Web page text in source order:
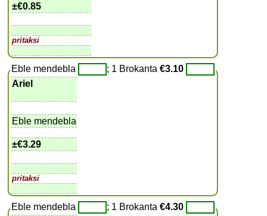
±€0.85
pritaksi
Eble mendebla ; 1 Brokanta€3.10
Ariel
Eble mendebla
±€3.29
pritaksi
Eble mendebla ; 1 Brokanta€4.30